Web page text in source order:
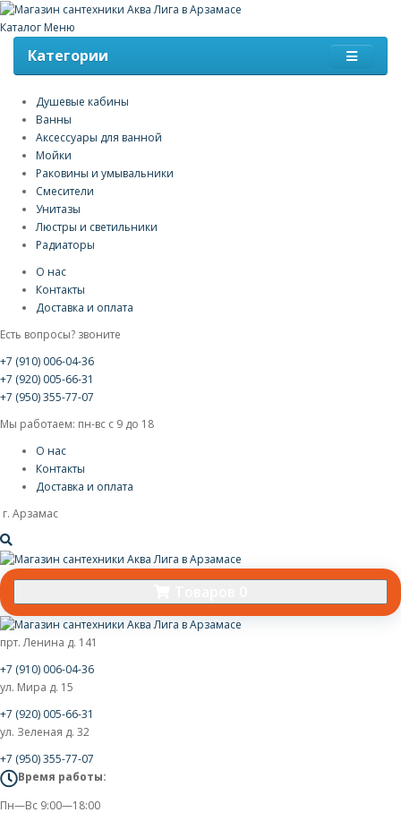
Каталог Меню
Категории
Душевые кабины
Ванны
Аксессуары для ванной
Мойки
Раковины и умывальники
Смесители
Унитазы
Люстры и светильники
Радиаторы
О нас
Контакты
Доставка и оплата
Есть вопросы? звоните
+7 (910) 006-04-36
+7 (920) 005-66-31
+7 (950) 355-77-07
Мы работаем: пн-вс с 9 до 18
О нас
Контакты
Доставка и оплата
г. Арзамас
прт. Ленина д. 141
+7 (910) 006-04-36
ул. Мира д. 15
+7 (920) 005-66-31
ул. Зеленая д. 32
+7 (950) 355-77-07
Время работы:
Пн—Вс 9:00—18:00